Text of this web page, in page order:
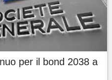
per il bond 2038 a